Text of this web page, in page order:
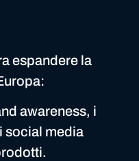
espandere la
awareness, i
social media